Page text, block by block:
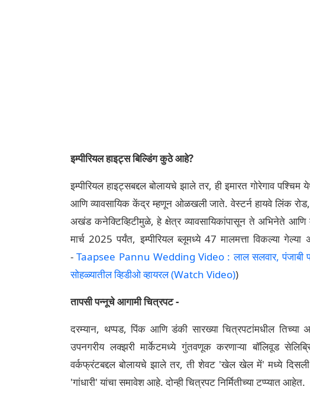
इम्पीरियल हाइट्स बिल्डिंग कुठे आहे?
इम्पीरियल हाइट्सबद्दल बोलायचे झाले तर, ही इमारत गोरेगाव
आणि व्यावसायिक केंद्र म्हणून ओळखली जाते. वेस्टर्न हायवे लिंक
अखंड कनेक्टिव्हिटीमुळे, हे क्षेत्र व्यावसायिकांपासून ते अभिनेते आणि
मार्च 2025 पर्यंत, इम्पीरियल ब्लूमध्ये 47 मालमत्ता विकल्या
-Taapsee Pannu Wedding Video : लाल सलवार, पंजाबी
सोहळ्यातील व्हिडीओ व्हायरल (Watch Video))
तापसी पन्नूचे आगामी चित्रपट -
दरम्यान, थप्पड, पिंक आणि डंकी सारख्या चित्रपटांमधील तिच्या
उपनगरीय लक्झरी मार्केटमध्ये गुंतवणूक करणाऱ्या बॉलिवूड
वर्कफ्रंटबद्दल बोलायचे झाले तर, ती शेवट 'खेल खेल में' मध्ये दिसली
'गांधारी' यांचा समावेश आहे. दोन्ही चित्रपट निर्मितीच्या टप्प्यात आहेत.